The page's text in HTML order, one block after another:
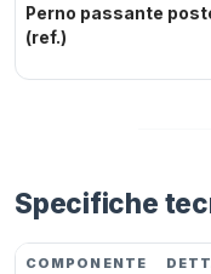
Perno passante
(ref.)
Specifiche
COMPONENTE